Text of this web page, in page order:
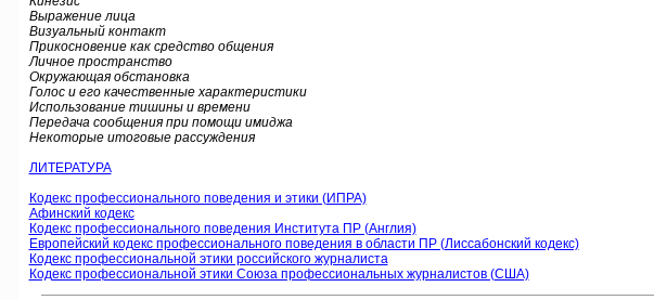
Выражение лица
Визуальный контакт
Прикосновение как средство общения
Личное пространство
Окружающая обстановка
Голос и его качественные характеристики
Использование тишины и времени
Передача сообщения при помощи имиджа
Некоторые итоговые рассуждения
ЛИТЕРАТУРА
Кодекс профессионального поведения и этики (ИПРА)
Афинский кодекс
Кодекс профессионального поведения Института ПР (Англия)
Европейский кодекс профессионального поведения в области ПР (Лиссабонский кодекс)
Кодекс профессиональной этики российского журналиста
Кодекс профессиональной этики Союза профессиональных журналистов (США)